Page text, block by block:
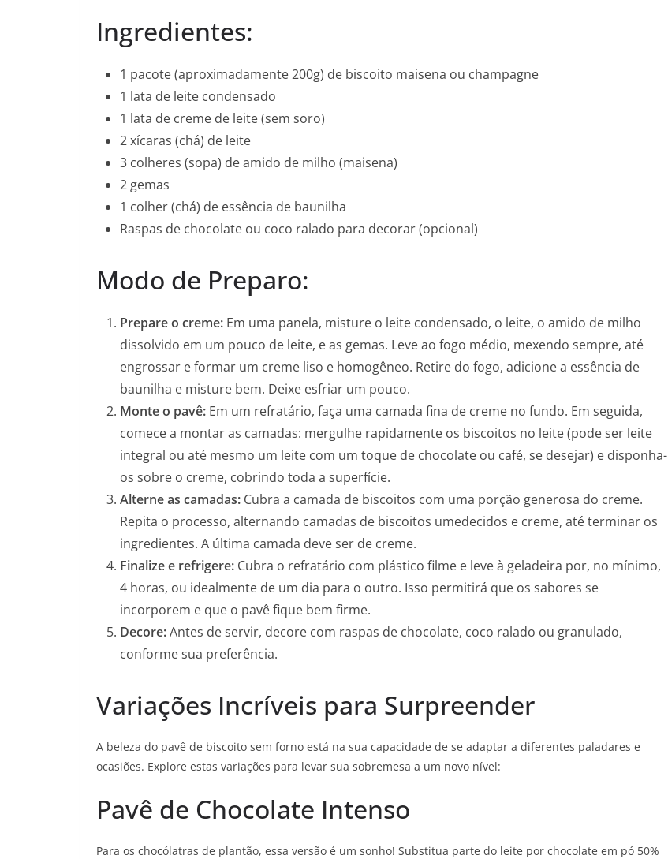
Ingredientes:
1 pacote (aproximadamente 200g) de biscoito maisena ou champagne
1 lata de leite condensado
1 lata de creme de leite (sem soro)
2 xícaras (chá) de leite
3 colheres (sopa) de amido de milho (maisena)
2 gemas
1 colher (chá) de essência de baunilha
Raspas de chocolate ou coco ralado para decorar (opcional)
Modo de Preparo:
Prepare o creme: Em uma panela, misture o leite condensado, o leite, o amido de milho
dissolvido em um pouco de leite, e as gemas. Leve ao fogo médio, mexendo sempre, até
engrossar e formar um creme liso e homogêneo. Retire do fogo, adicione a essência de
baunilha e misture bem. Deixe esfriar um pouco.
Monte o pavê: Em um refratário, faça uma camada fina de creme no fundo. Em seguida,
comece a montar as camadas: mergulhe rapidamente os biscoitos no leite (pode ser leite
integral ou até mesmo um leite com um toque de chocolate ou café, se desejar) e disponha-
os sobre o creme, cobrindo toda a superfície.
Alterne as camadas: Cubra a camada de biscoitos com uma porção generosa do creme.
Repita o processo, alternando camadas de biscoitos umedecidos e creme, até terminar os
ingredientes. A última camada deve ser de creme.
Finalize e refrigere: Cubra o refratário com plástico filme e leve à geladeira por, no mínimo,
4 horas, ou idealmente de um dia para o outro. Isso permitirá que os sabores se
incorporem e que o pavê fique bem firme.
Decore:Antes de servir, decore com raspas de chocolate, coco ralado ou granulado,
conforme sua preferência.
Variações Incríveis para Surpreender
A beleza do pavê de biscoito sem forno está na sua capacidade de se adaptar a diferentes paladares e
ocasiões. Explore estas variações para levar sua sobremesa a um novo nível:
Pavê de Chocolate Intenso
Para os chocólatras de plantão, essa versão é um sonho! Substitua parte do leite por chocolate em pó 50%